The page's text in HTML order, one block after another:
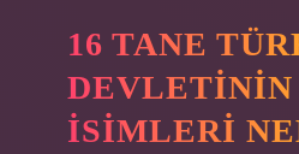
16 TANE
DEVLETININ
ISIMLERI